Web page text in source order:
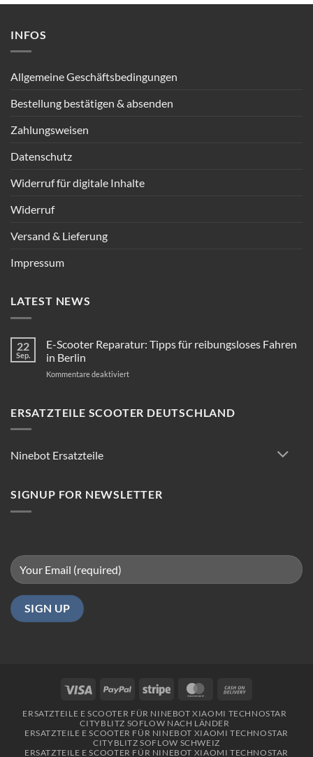
INFOS
Allgemeine Geschäftsbedingungen
Bestellung bestätigen & absenden
Zahlungsweisen
Datenschutz
Widerruf für digitale Inhalte
Widerruf
Versand & Lieferung
Impressum
LATEST NEWS
22
Sep.
E-Scooter Reparatur: Tipps für reibungsloses Fahren
in Berlin
Kommentare deaktiviertfür
Reparatur:
ERSATZTEILE SCOOTER DEUTSCHLAND
Ninebot Ersatzteile
SIGNUP FOR NEWSLETTER
Visa PayPal Stripe MasterCard
Delivery
ERSATZTEILE E SCOOTER FÜR NINEBOT XIAOMI TECHNOSTAR
CITYBLITZ SOFLOW NACH LÄNDER
ERSATZTEILE E SCOOTER FÜR NINEBOT XIAOMI TECHNOSTAR
CITYBLITZ SOFLOW SCHWEIZ
ERSATZTEILE E SCOOTER FÜR NINEBOT XIAOMI TECHNOSTAR